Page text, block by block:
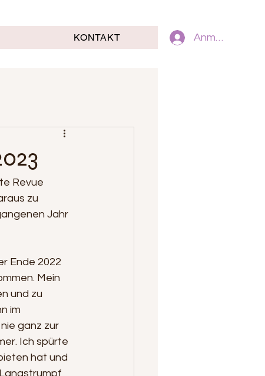
KONTAKT Anmelden
Revue
zu
Jahr
Ende 2022
Mein
und zu
im
ganz zur
Ich spürte
hat und